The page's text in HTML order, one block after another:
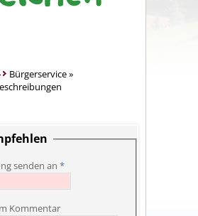
Bürgerservice»
senden an *
Kommentar